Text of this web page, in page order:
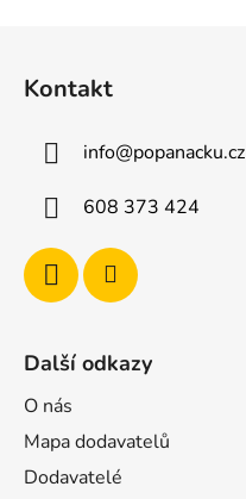
Kontakt
info@popanacku.cz
608 373 424
Další odkazy
O nás
Mapa dodavatelů
Dodavatelé